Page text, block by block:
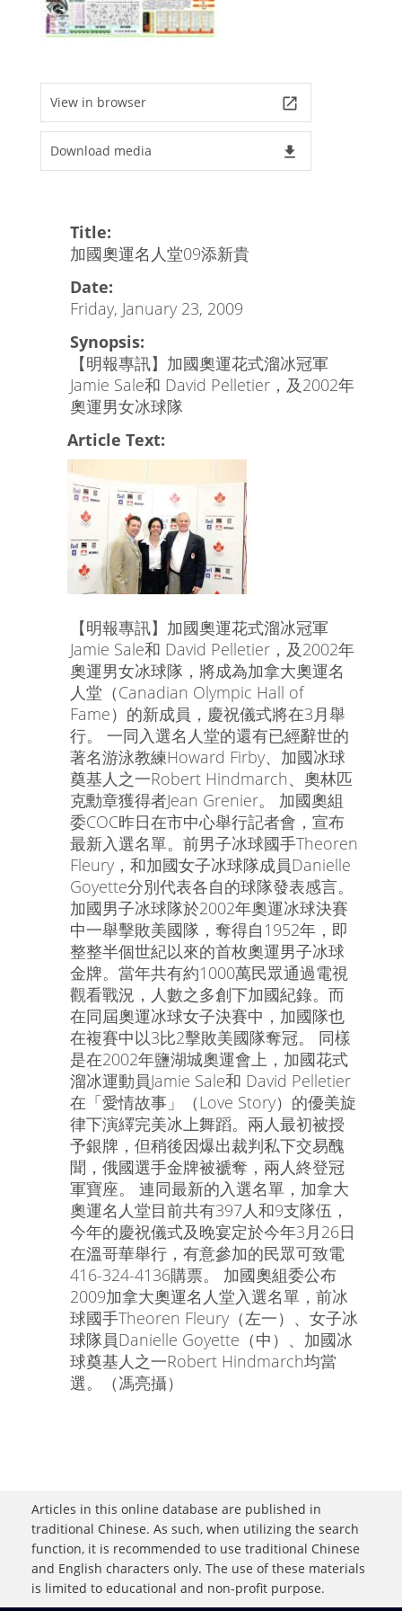
View in browser launch
Download media file_download
Title:
加國奧運名人堂09添新貴
Date:
Friday, January 23, 2009
Synopsis:
【明報專訊】加國奧運花式溜冰冠軍
Jamie Sale和 David Pelletier，及2002年
奧運男女冰球隊
Article Text:
【明報專訊】加國奧運花式溜冰冠軍
Jamie Sale和 David Pelletier，及2002年
奧運男女冰球隊，將成為加拿大奧運名
人堂（Canadian Olympic Hall of
Fame）的新成員，慶祝儀式將在3月舉
行。 一同入選名人堂的還有已經辭世的
著名游泳教練Howard Firby、加國冰球
奠基人之一Robert Hindmarch、奧林匹
克勳章獲得者Jean Grenier。 加國奧組
委COC昨日在市中心舉行記者會，宣布
最新入選名單。前男子冰球國手Theoren
Fleury，和加國女子冰球隊成員Danielle
Goyette分別代表各自的球隊發表感言。
加國男子冰球隊於2002年奧運冰球決賽
中一舉擊敗美國隊，奪得自1952年，即
整整半個世紀以來的首枚奧運男子冰球
金牌。當年共有約1000萬民眾通過電視
觀看戰況，人數之多創下加國紀錄。而
在同屆奧運冰球女子決賽中，加國隊也
在複賽中以3比2擊敗美國隊奪冠。 同樣
是在2002年鹽湖城奧運會上，加國花式
溜冰運動員Jamie Sale和 David Pelletier
在「愛情故事」（Love Story）的優美旋
律下演繹完美冰上舞蹈。兩人最初被授
予銀牌，但稍後因爆出裁判私下交易醜
聞，俄國選手金牌被褫奪，兩人終登冠
軍寶座。 連同最新的入選名單，加拿大
奧運名人堂目前共有397人和9支隊伍，
今年的慶祝儀式及晚宴定於今年3月26日
在溫哥華舉行，有意參加的民眾可致電
416-324-4136購票。 加國奧組委公布
2009加拿大奧運名人堂入選名單，前冰
球國手Theoren Fleury（左一）、女子冰
球隊員Danielle Goyette（中）、加國冰
球奠基人之一Robert Hindmarch均當
選。（馮亮攝）
Articles in this online database are published in
traditional Chinese. As such, when utilizing the search
function, it is recommended to use traditional Chinese
and English characters only. The use of these materials
is limited to educational and non-profit purpose.